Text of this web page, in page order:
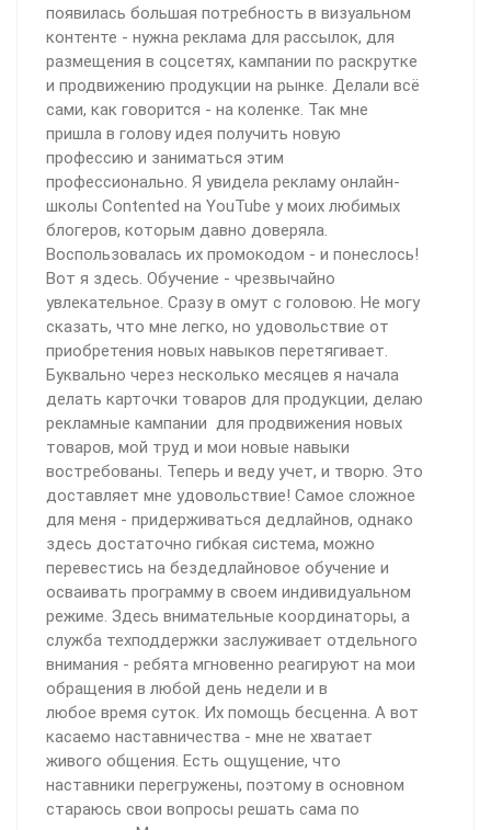
появилась большая потребность в визуальном
контенте - нужна реклама для рассылок, для
размещения в соцсетях, кампании по раскрутке
и продвижению продукции на рынке. Делали всё
сами, как говорится - на коленке. Так мне
пришла в голову идея получить новую
профессию и заниматься этим
профессионально. Я увидела рекламу онлайн-
школы Contented на YouTube у моих любимых
блогеров, которым давно доверяла.
Воспользовалась их промокодом - и понеслось!
Вот я здесь. Обучение - чрезвычайно
увлекательное. Сразу в омут с головою. Не могу
сказать, что мне легко, но удовольствие от
приобретения новых навыков перетягивает.
Буквально через несколько месяцев я начала
делать карточки товаров для продукции, делаю
рекламные кампании для продвижения новых
товаров, мой труд и мои новые навыки
востребованы. Теперь и веду учет, и творю. Это
доставляет мне удовольствие! Самое сложное
для меня - придерживаться дедлайнов, однако
здесь достаточно гибкая система, можно
перевестись на бездедлайновое обучение и
осваивать программу в своем индивидуальном
режиме. Здесь внимательные координаторы, а
служба техподдержки заслуживает отдельного
внимания - ребята мгновенно реагируют на мои
обращения в любой день недели и в
любое время суток. Их помощь бесценна. А вот
касаемо наставничества - мне не хватает
живого общения. Есть ощущение, что
наставники перегружены, поэтому в основном
стараюсь свои вопросы решать сама по